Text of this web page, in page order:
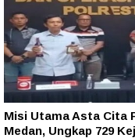
Misi Utama Asta Cita
Medan, Ungkap 729